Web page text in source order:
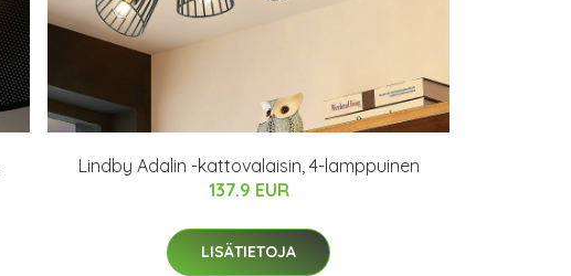
Lindby Adalin -kattovalaisin, 4-lamppuinen
137.9 EUR
LISÄTIETOJA